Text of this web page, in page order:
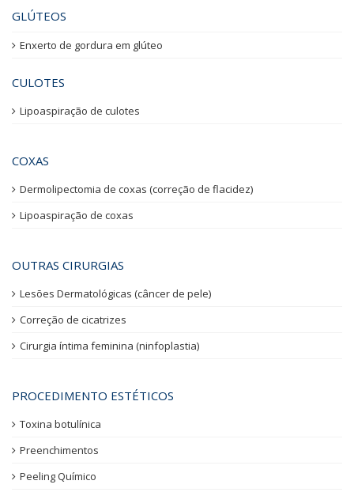
GLÚTEOS
Enxerto de gordura em glúteo
CULOTES
Lipoaspiração de culotes
COXAS
Dermolipectomia de coxas (correção de flacidez)
Lipoaspiração de coxas
OUTRAS CIRURGIAS
Lesões Dermatológicas (câncer de pele)
Correção de cicatrizes
Cirurgia íntima feminina (ninfoplastia)
PROCEDIMENTO ESTÉTICOS
Toxina botulínica
Preenchimentos
Peeling Químico